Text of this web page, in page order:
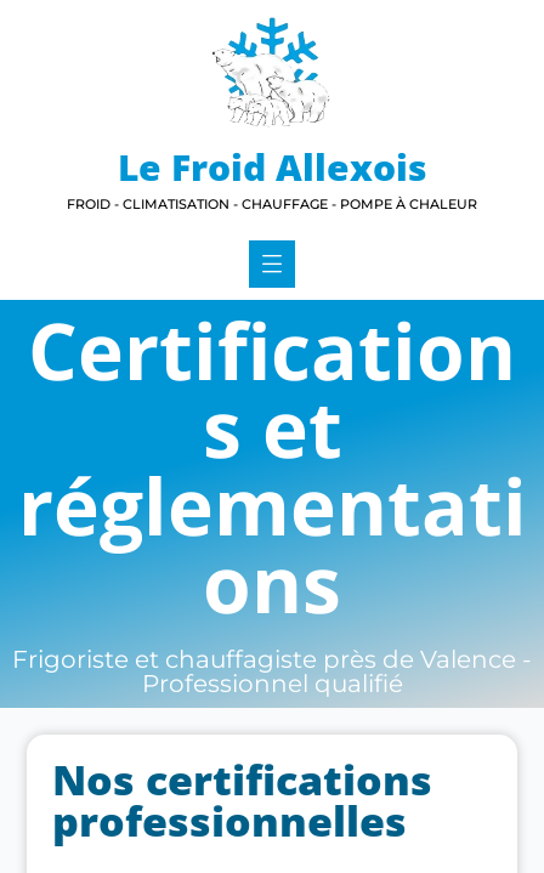
Le Froid Allexois
FROID - CLIMATISATION - CHAUFFAGE - POMPE À CHALEUR
Certification
s et
réglementati
ons
Frigoriste et chauffagiste près de Valence -
Professionnel qualifié
Nos certifications
professionnelles